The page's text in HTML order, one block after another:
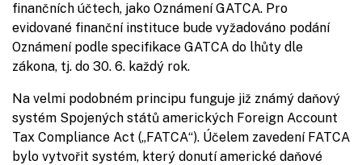
finančních účtech, jako Oznámení GATCA. Pro
evidované finanční instituce bude vyžadováno podání
Oznámení podle specifikace GATCA do lhůty dle
zákona, tj. do 30. 6. každý rok.
Na velmi podobném principu funguje již známý daňový
systém Spojených států amerických Foreign Account
Tax Compliance Act („FATCA“). Účelem zavedení FATCA
bylo vytvořit systém, který donutí americké daňové